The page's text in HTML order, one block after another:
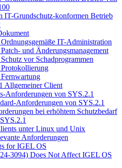
IT-Grundschutz-konformen Betrieb
IT-Administration
und Änderungsmanagement
vor Schadprogrammen
Allgemeiner Client
Anforderungen von SYS.2.1
Anforderungen von SYS.2.1
bei erhöhtem Schutzbedarf
unter Linux und Unix
Anforderungen
for IGEL OS
3094) Does Not Affect IGEL OS